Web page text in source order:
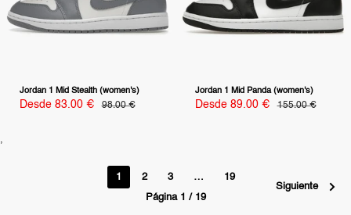
Jordan 1 Mid Stealth (women's)
Precio
Desde 83.00 €
Precio
98.00 €
Jordan 1 Mid Panda (women's)
Precio
Desde 89.00 €
Precio
155.00 €
,
1 2 3 …
19
Página 1 / 19
Siguiente